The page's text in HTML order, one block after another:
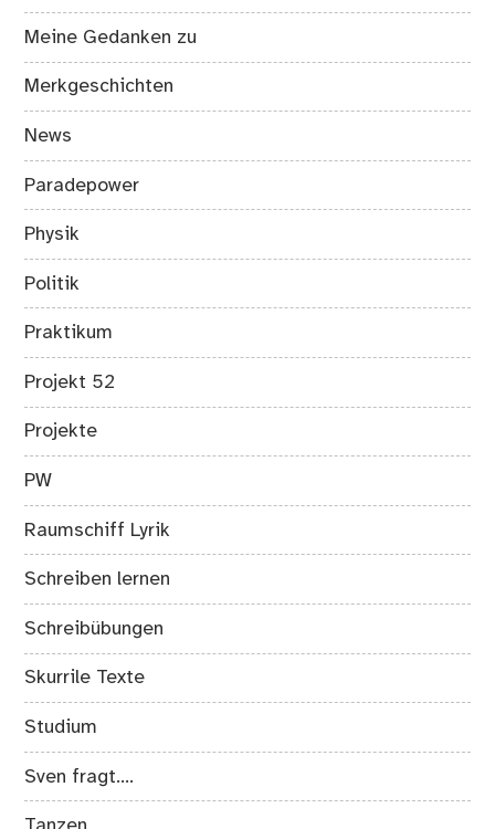
Meine Gedanken zu
Merkgeschichten
News
Paradepower
Physik
Politik
Praktikum
Projekt 52
Projekte
PW
Raumschiff Lyrik
Schreiben lernen
Schreibübungen
Skurrile Texte
Studium
Sven fragt….